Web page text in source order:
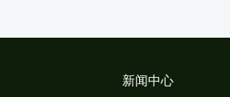
新闻中心